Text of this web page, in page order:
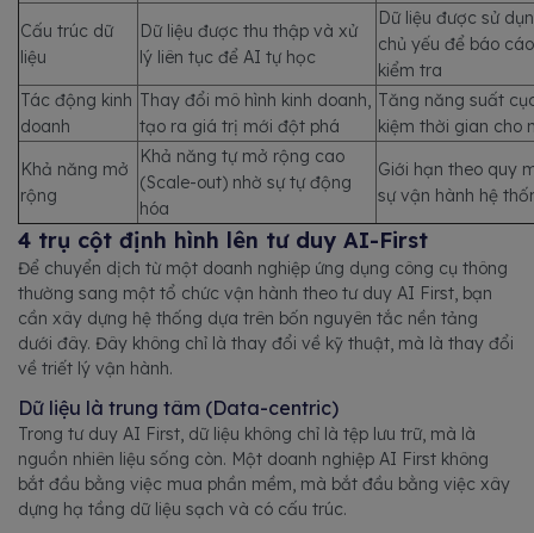
Cấu trúc dữ
liệu
Dữ liệu được thu thập và xử
lý liên tục để AI tự học
Dữ liệu được sử
chủ yếu để báo
kiểm tra
Tác động kinh
doanh
Thay đổi mô hình kinh doanh,
tạo ra giá trị mới đột phá
Tăng năng suất
kiệm thời gian cho
Khả năng mở
rộng
Khả năng tự mở rộng cao
(Scale-out) nhờ sự tự động
hóa
Giới hạn theo quy
sự vận hành hệ
4 trụ cột định hình lên tư duy AI-First
Để chuyển dịch từ một doanh nghiệp ứng dụng công cụ thông
thường sang một tổ chức vận hành theo tư duy AI First, bạn
cần xây dựng hệ thống dựa trên bốn nguyên tắc nền tảng
dưới đây. Đây không chỉ là thay đổi về kỹ thuật, mà là thay đổi
về triết lý vận hành.
Dữ liệu là trung tâm (Data-centric)
Trong tư duy AI First, dữ liệu không chỉ là tệp lưu trữ, mà là
nguồn nhiên liệu sống còn. Một doanh nghiệp AI First không
bắt đầu bằng việc mua phần mềm, mà bắt đầu bằng việc xây
dựng hạ tầng dữ liệu sạch và có cấu trúc.